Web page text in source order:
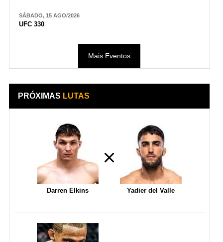
SÁBADO, 15 AGO/2026
UFC 330
Mais Eventos
PRÓXIMAS LUTAS
Darren Elkins Yadier del Valle